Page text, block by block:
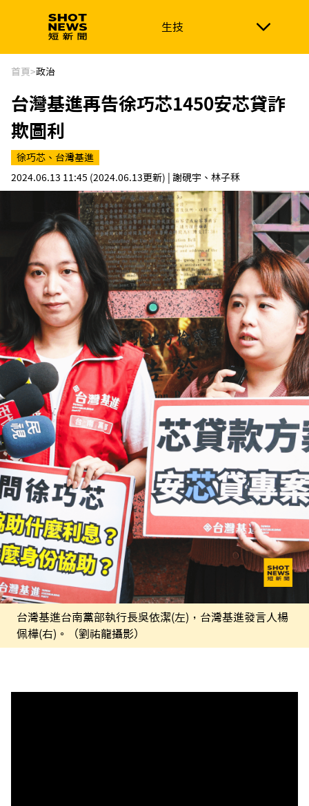
生技
生技 政治
新南向 體育
首頁>政治
台灣基進再告徐巧芯1450安芯貸詐
欺圖利
徐巧芯、台灣基進
2024.06.13 11:45 (2024.06.13更新) | 謝硯宇、林子秝
台灣基進台南黨部執行長吳依潔(左)，台灣基進發言人楊
佩樺(右)。（劉祐龍攝影）